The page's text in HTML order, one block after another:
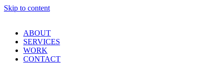
Skip to content
ABOUT
SERVICES
WORK
CONTACT